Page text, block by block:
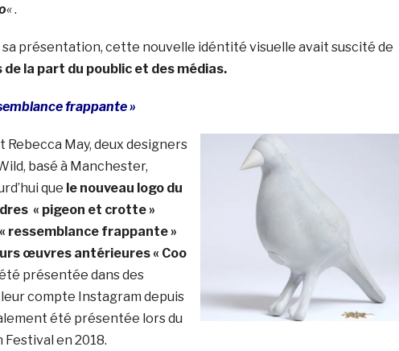
«.
sa présentation, cette nouvelle idéntité visuelle avait suscité de
la part du poublic et des médias.
frappante »
Rebecca May, deux designers
basé à Manchester,
que le nouveau logo du
« pigeon et crotte »
ressemblance frappante »
œuvres antérieures « Coo
été présentée dans des
compte Instagram depuis
été présentée lors du
Festival en 2018.